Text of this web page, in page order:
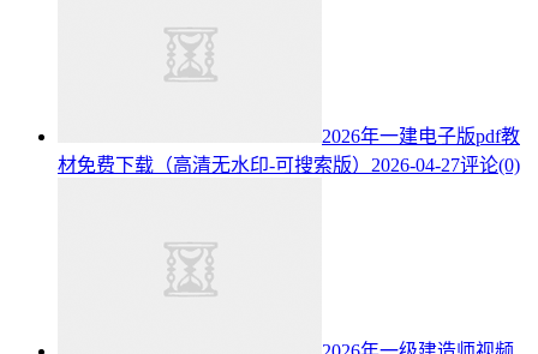
2026年一建电子版pdf教
材免费下载（高清无水印-可搜索版） 2026-04-27评论(0)